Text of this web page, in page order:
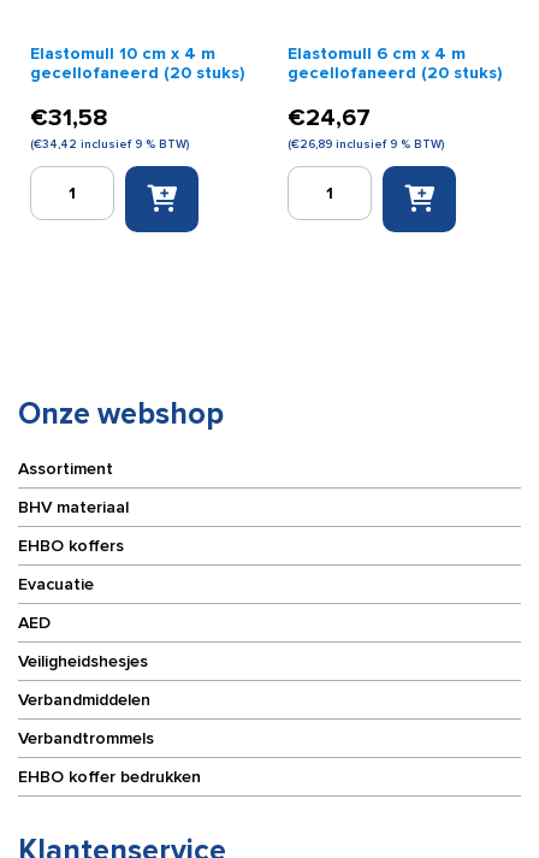
Elastomull 10 cm x 4 m
gecellofaneerd (20 stuks)
€31,58
(€34,42 inclusief 9 % BTW)
Elastomull
aantal
Elastomull 6 cm x 4 m
gecellofaneerd (20 stuks)
€24,67
(€26,89 inclusief 9 % BTW)
Elastomull
Onze webshop
Assortiment
BHV materiaal
EHBO koffers
Evacuatie
AED
Veiligheidshesjes
Verbandmiddelen
Verbandtrommels
EHBO koffer bedrukken